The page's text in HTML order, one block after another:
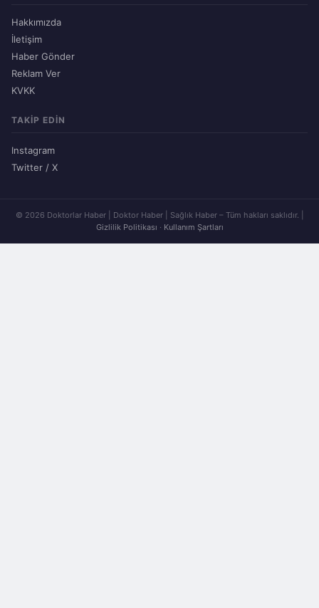
Hakkımızda
İletişim
Haber Gönder
Reklam Ver
KVKK
TAKIP EDIN
Instagram
Twitter / X
© 2026 Doktorlar Haber | Doktor Haber | Sağlık Haber – Tüm hakları saklıdır. |
Gizlilik Politikası · Kullanım Şartları